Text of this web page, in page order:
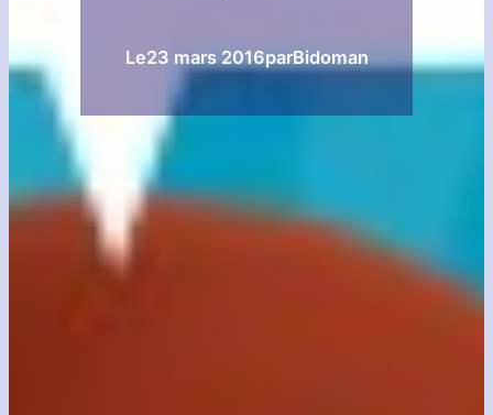
Le23 mars 2016parBidoman